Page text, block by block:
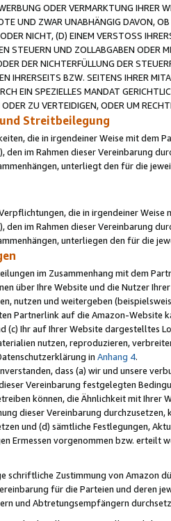
ODER VERMARKTUNG IHRER
UND ZWAR UNABHÄNGIG DAVON,
NICHT, (D) EINEM VERSTOSS
STEUERN UND ZOLLABGABEN ODER
DER NICHTERFÜLLUNG DER
IHRERSEITS BZW. SEITENS IHRER
EIN SPEZIELLES MANDAT
ZU VERTEIDIGEN, ODER UM
Streitbeilegung
die in irgendeiner Weise mit dem
den im Rahmen dieser Vereinbarung
unterliegt den für die
die in irgendeiner
den im Rahmen dieser Vereinbarung
unterliegen den für die
im Zusammenhang mit dem
über Ihre Website und die Nutzer
nutzen und weitergeben
Partnerlink auf die Amazon-Website
(c) Ihr auf Ihrer Website dargestelltes
nutzen, reproduzieren,
in Anhang 4.
dass (a) wir und unsere
Vereinbarung festgelegten
können, die Ähnlichkeit mit Ihrer
dieser Vereinbarung
und (d) sämtliche Festlegungen,
Ermessen vorgenommen bzw.
schriftliche Zustimmung von Amazon
für die Parteien und deren
und Abtretungsempfängern